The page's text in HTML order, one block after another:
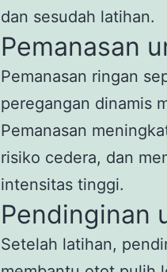
dan sesudah latihan.
Pemanasan
Pemanasan ringan
peregangan dinamis
Pemanasan
risiko cedera, dan
intensitas tinggi.
Pendinginan
Setelah latihan,